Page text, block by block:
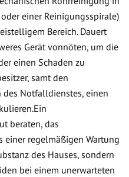
einer Reinigungsspirale)
Bereich. Dauert
Gerät vonnöten, um die
einen Schaden zu
samt den
Notfalldienstes, einen
beraten, das
einer regelmäßigen Wartung
des Hauses, sondern
bei einem unerwarteten